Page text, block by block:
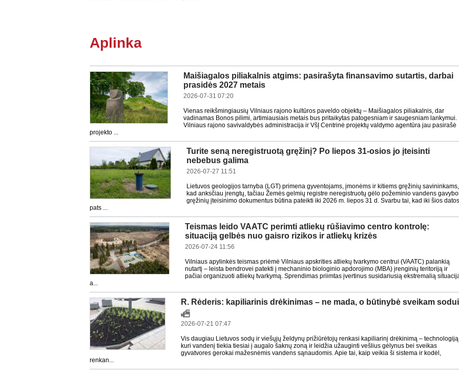
Aplinka
Maišiagalos piliakalnis atgims: pasirašyta finansavimo sutartis, darbai
prasidės 2027 metais
2026-07-31 07:20
Vienas reikšmingiausių Vilniaus rajono kultūros paveldo objektų – Maišiagalos piliakalnis, dar
vadinamas Bonos pilimi, artimiausiais metais bus pritaikytas patogesniam ir saugesniam lankymui.
Vilniaus rajono savivaldybės administracija ir VšĮ Centrinė projektų valdymo agentūra jau pasirašė
projekto ...
Turite seną neregistruotą gręžinį? Po liepos 31-osios jo įteisinti
nebebus galima
2026-07-27 11:51
Lietuvos geologijos tarnyba (LGT) primena gyventojams, įmonėms ir kitiems gręžinių savininkams,
kad anksčiau įrengtų, tačiau Žemės gelmių registre neregistruotų gėlo požeminio vandens
gręžinių įteisinimo dokumentus būtina pateikti iki 2026 m. liepos 31 d. Svarbu tai, kad iki šios
pats ...
Teismas leido VAATC perimti atliekų rūšiavimo centro kontrolę:
situaciją gelbės nuo gaisro rizikos ir atliekų krizės
2026-07-24 11:56
Vilniaus apylinkės teismas priėmė Vilniaus apskrities atliekų tvarkymo centrui (VAATC) palankią
nutartį – leista bendrovei patekti į mechaninio biologinio apdorojimo (MBA) įrenginių teritoriją ir
pačiai organizuoti atliekų tvarkymą. Sprendimas priimtas įvertinus susidariusią ekstremalią
a...
R. Rėderis: kapiliarinis drėkinimas – ne mada, o būtinybė sveikam sodui
2026-07-21 07:47
Vis daugiau Lietuvos sodų ir viešųjų želdynų prižiūrėtojų renkasi kapiliarinį drėkinimą –
kuri vandenį tiekia tiesiai į augalo šaknų zoną ir leidžia užauginti vešlius gėlynus bei sveikas
gyvatvores gerokai mažesnėmis vandens sąnaudomis. Apie tai, kaip veikia ši sistema ir kodėl,
renkan...